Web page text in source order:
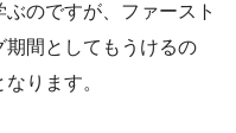
のですが、ファースト
間としてもうけるの
ります。